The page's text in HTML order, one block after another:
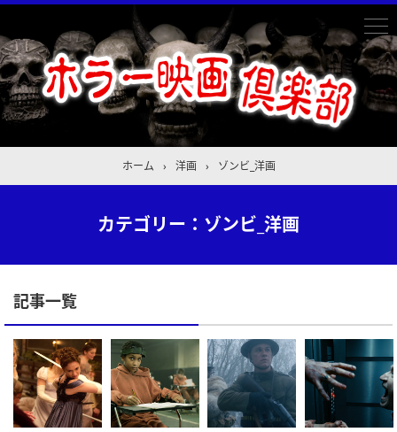
ホーム › 洋画 › ゾンビ_洋画
カテゴリー：ゾンビ_洋画
記事一覧